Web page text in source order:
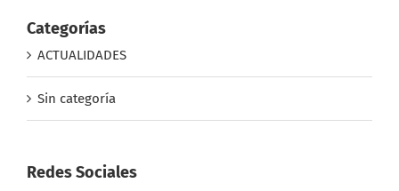
Categorías
ACTUALIDADES
Sin categoría
Redes Sociales